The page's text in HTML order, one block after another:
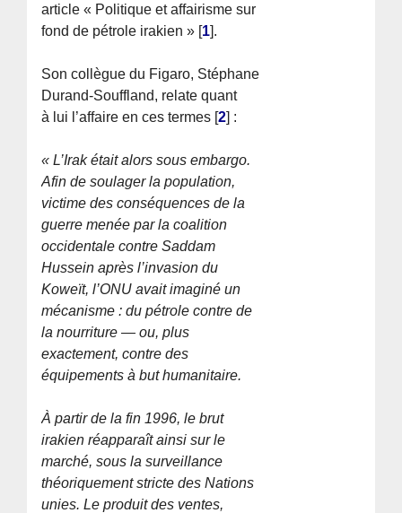
article « Politique et affairisme sur
fond de pétrole irakien » [1].
Son collègue du Figaro, Stéphane
Durand-Souffland, relate quant
à lui l’affaire en ces termes [2] :
« L’Irak était alors sous embargo.
Afin de soulager la population,
victime des conséquences de la
guerre menée par la coalition
occidentale contre Saddam
Hussein après l’invasion du
Koweït, l’ONU avait imaginé un
mécanisme : du pétrole contre de
la nourriture — ou, plus
exactement, contre des
équipements à but humanitaire.
À partir de la fin 1996, le brut
irakien réapparaît ainsi sur le
marché, sous la surveillance
théoriquement stricte des Nations
unies. Le produit des ventes,